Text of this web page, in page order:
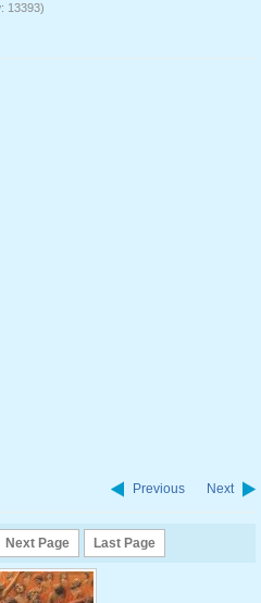
13393)
Previous Next
Next Page Last Page